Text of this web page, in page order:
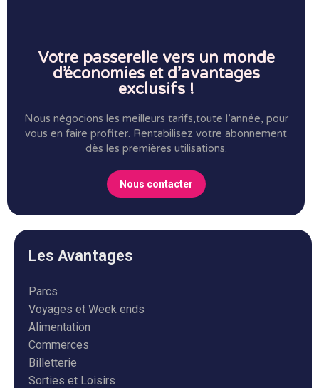
Votre passerelle vers un monde
d’économies et d’avantages
exclusifs !
Nous négocions les meilleurs tarifs,toute l’année, pour
vous en faire profiter. Rentabilisez votre abonnement
dès les premières utilisations.
Nous contacter
Les Avantages
Parcs
Voyages et Week ends
Alimentation
Commerces
Billetterie
Sorties et Loisirs